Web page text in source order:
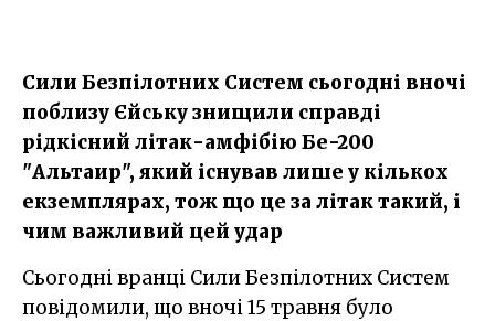
Сили Безпілотних Систем сьогодні вночі
поблизу Єйську знищили справді
рідкісний літак-амфібію Бе-200
"Альтаир", який існував лише у кількох
екземплярах, тож що це за літак такий, і
чим важливий цей удар
Сьогодні вранці Сили Безпілотних Систем
повідомили, що вночі 15 травня було